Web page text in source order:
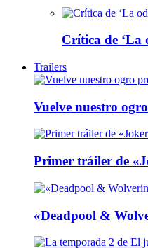
Crítica de ‘La
Trailers
Vuelve nuestro
Primer tráiler de
«Deadpool &